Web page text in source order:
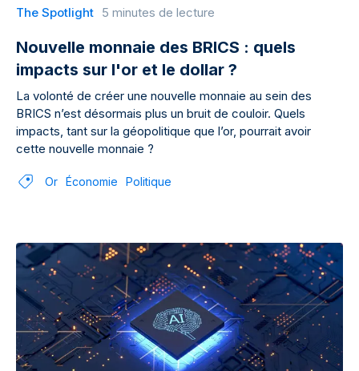
The Spotlight 5 minutes de lecture
Nouvelle monnaie des BRICS : quels
impacts sur l'or et le dollar ?
La volonté de créer une nouvelle monnaie au sein des
BRICS n’est désormais plus un bruit de couloir. Quels
impacts, tant sur la géopolitique que l’or, pourrait avoir
cette nouvelle monnaie ?
Or Économie Politique